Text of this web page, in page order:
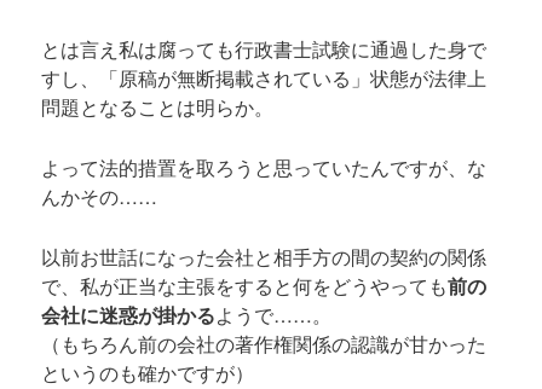
とは言え私は腐っても行政書士試験に通過した身で
すし、「原稿が無断掲載されている」状態が法律上
問題となることは明らか。
よって法的措置を取ろうと思っていたんですが、な
んかその……
以前お世話になった会社と相手方の間の契約の関係
で、私が正当な主張をすると何をどうやっても前の
会社に迷惑が掛かるようで……。
（もちろん前の会社の著作権関係の認識が甘かった
というのも確かですが）